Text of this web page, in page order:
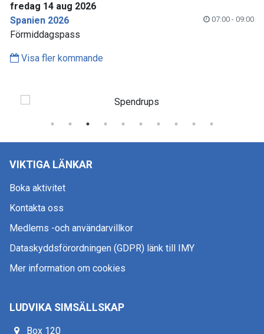
fredag 14 aug 2026
Spanien 2026
07:00 - 09:00
Förmiddagspass
Visa fler kommande
VIKTIGA LÄNKAR
Boka aktivitet
Kontakta oss
Medlems -och användarvillkor
Dataskyddsförordningen (GDPR) länk till IMY
Mer information om cookies
LUDVIKA SIMSÄLLSKAP
Box 120